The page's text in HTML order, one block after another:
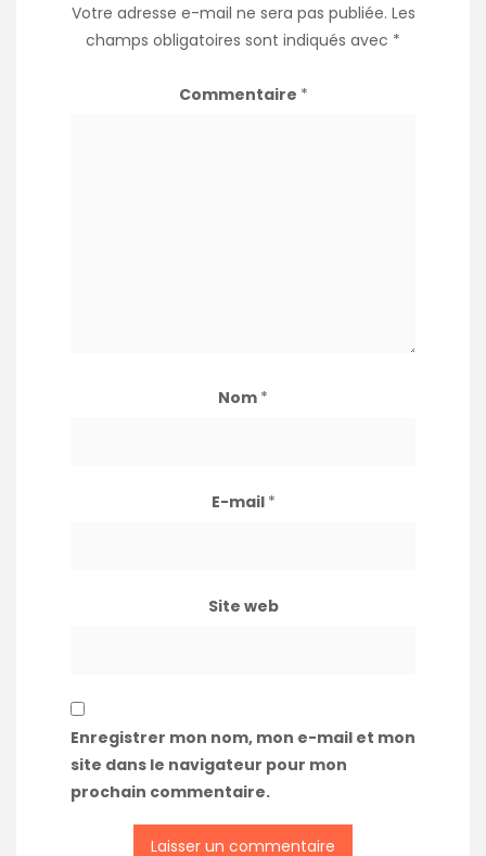
Votre adresse e-mail ne sera pas publiée. Les
champs obligatoires sont indiqués avec *
Commentaire *
Nom *
E-mail *
Site web
Enregistrer mon nom, mon e-mail et mon
site dans le navigateur pour mon
prochain commentaire.